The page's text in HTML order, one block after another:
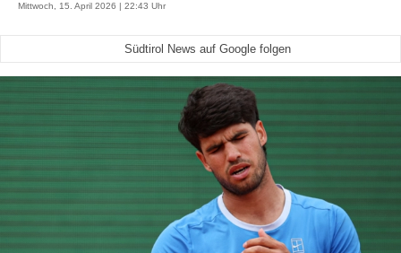
Mittwoch, 15. April 2026 | 22:43 Uhr
Südtirol News auf Google folgen